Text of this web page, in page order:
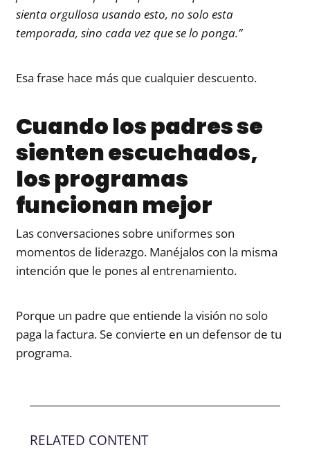
sienta orgullosa usando esto, no solo esta
temporada, sino cada vez que se lo ponga.”
Esa frase hace más que cualquier descuento.
Cuando los padres se
sienten escuchados,
los programas
funcionan mejor
Las conversaciones sobre uniformes son
momentos de liderazgo. Manéjalos con la misma
intención que le pones al entrenamiento.
Porque un padre que entiende la visión no solo
paga la factura. Se convierte en un defensor de tu
programa.
RELATED CONTENT